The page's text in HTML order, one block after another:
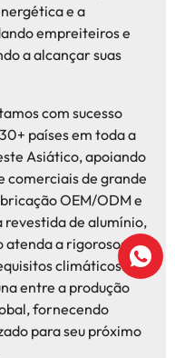
e a
empreiteiros e
a alcançar suas
com sucesso
países em toda a
Asiático, apoiando
comerciais de grande
OEM/ODM e
revestida de alumínio,
atenda a rigorosos
climáticos.
entre a produção
fornecendo
para seu próximo